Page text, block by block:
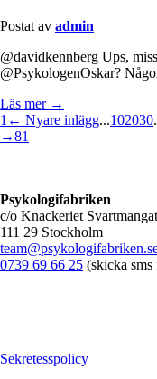
Postat av admin
@davidkennberg Ups,
@PsykologenOskar?
Läs mer →
1 ← Nyare inlägg...102030
→81
Psykologifabriken
c/o Knackeriet
111 29 Stockholm
0739 69 66 25 (skicka sms
Sekretesspolicy